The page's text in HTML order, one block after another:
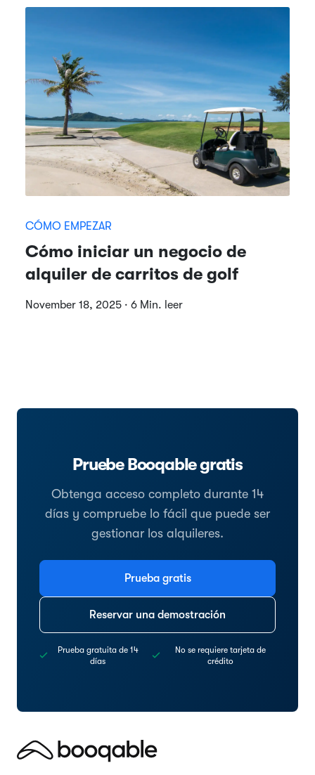
CÓMO EMPEZAR
Cómo iniciar un negocio de
alquiler de carritos de golf
November 18, 2025 · 6 Min. leer
Pruebe Booqable gratis
Obtenga acceso completo durante 14
días y compruebe lo fácil que puede ser
gestionar los alquileres.
Prueba gratis
Reservar una demostración
Prueba gratuita de 14
días
No se requiere tarjeta de
crédito